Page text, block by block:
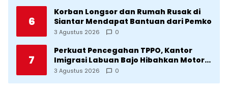
6
Korban Longsor dan Rumah Rusak di
Siantar Mendapat Bantuan dari Pemko
3 Agustus 2026 0
7
Perkuat Pencegahan TPPO, Kantor
Imigrasi Labuan Bajo Hibahkan Motor
Operasional ke Lima Desa di
3 Agustus 2026 0